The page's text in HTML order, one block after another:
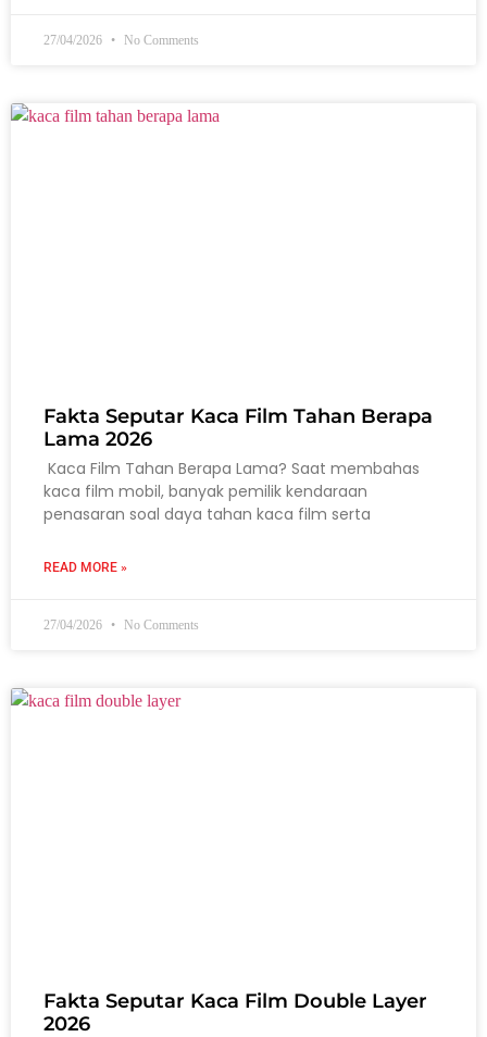
27/04/2026 No Comments
Fakta Seputar Kaca Film Tahan Berapa
Lama 2026
Kaca Film Tahan Berapa Lama? Saat membahas
kaca film mobil, banyak pemilik kendaraan
penasaran soal daya tahan kaca film serta
READ MORE »
27/04/2026 No Comments
Fakta Seputar Kaca Film Double Layer
2026